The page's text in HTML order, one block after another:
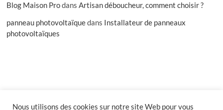
Blog Maison ProdansArtisan déboucheur, comment choisir ?
panneau photovoltaïquedans Installateur de panneaux
photovoltaïques
Nous utilisons des cookies sur notre site Web pour vous